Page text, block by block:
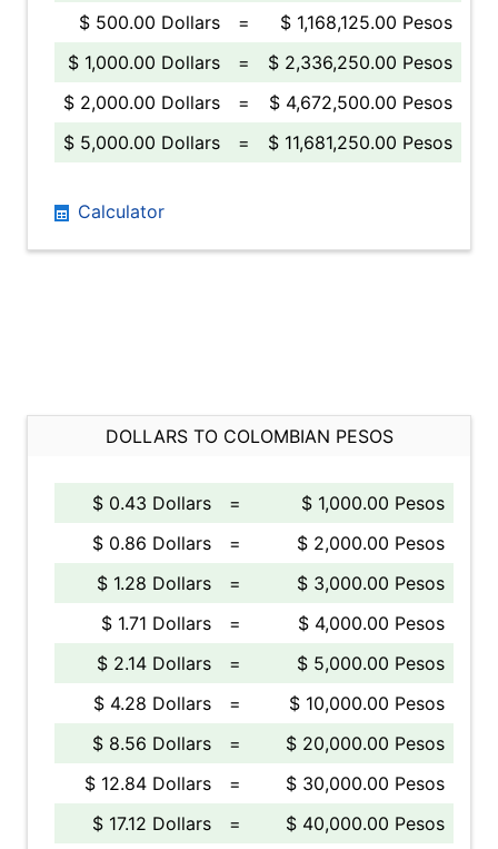
$ 500.00 Dollars
=
$ 1,168,125.00 Pesos
$ 1,000.00 Dollars
=
$ 2,336,250.00 Pesos
$ 2,000.00 Dollars
=
$ 4,672,500.00 Pesos
$ 5,000.00 Dollars
= $ 11,681,250.00 Pesos
Calculator
DOLLARS TO COLOMBIAN PESOS
$ 0.43 Dollars =
$ 1,000.00 Pesos
$ 0.86 Dollars
=
$ 2,000.00 Pesos
$ 1.28 Dollars
=
$ 3,000.00 Pesos
$ 1.71 Dollars
=
$ 4,000.00 Pesos
$ 2.14 Dollars
=
$ 5,000.00 Pesos
$ 4.28 Dollars
=
$ 10,000.00 Pesos
$ 8.56 Dollars
=
$ 20,000.00 Pesos
$ 12.84 Dollars
=
$ 30,000.00 Pesos
$ 17.12 Dollars
= $ 40,000.00 Pesos